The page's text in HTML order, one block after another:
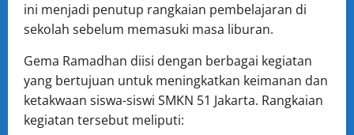
ini menjadi penutup rangkaian pembelajaran di
sekolah sebelum memasuki masa liburan.
Gema Ramadhan diisi dengan berbagai kegiatan
yang bertujuan untuk meningkatkan keimanan dan
ketakwaan siswa-siswi SMKN 51 Jakarta. Rangkaian
kegiatan tersebut meliputi: